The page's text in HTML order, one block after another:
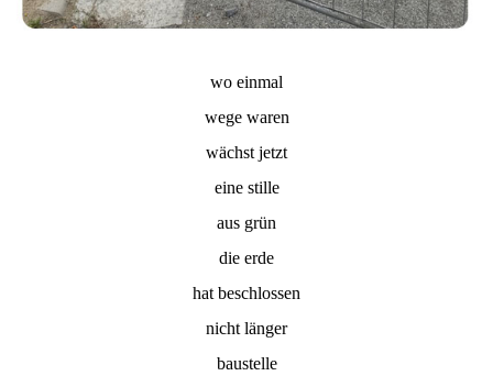
wo einmal
wege waren
wächst jetzt
eine stille
aus grün
die erde
hat beschlossen
nicht länger
baustelle